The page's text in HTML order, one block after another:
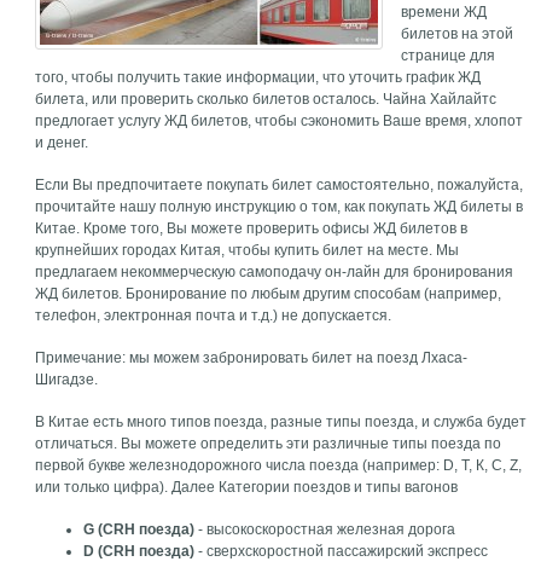
времени ЖД
билетов на этой
странице для
того, чтобы получить такие информации, что уточить график ЖД
билета, или проверить сколько билетов осталось. Чайна Хайлайтс
предлогает услугу ЖД билетов, чтобы сэкономить Ваше время, хлопот
и денег.
Если Вы предпочитаете покупать билет самостоятельно, пожалуйста,
прочитайте нашу полную инструкцию о том, как покупать ЖД билеты в
Китае. Кроме того, Вы можете проверить офисы ЖД билетов в
крупнейших городах Китая, чтобы купить билет на месте. Мы
предлагаем некоммерческую самоподачу он-лайн для бронирования
ЖД билетов. Бронирование по любым другим способам (например,
телефон, электронная почта и т.д.) не допускается.
Примечание: мы можем забронировать билет на поезд Лхаса-
Шигадзе.
В Китае есть много типов поезда, разные типы поезда, и служба будет
отличаться. Вы можете определить эти различные типы поезда по
первой букве железнодорожного числа поезда (например: D, Т, К, С, Z,
или только цифра). Далее Категории поездов и типы вагонов
G (CRH поезда) - высокоскоростная железная дорога
D (CRH поезда) - сверхскоростной пассажирский экспресс